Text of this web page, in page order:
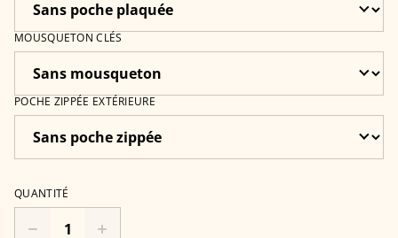
MOUSQUETON CLÉS
POCHE ZIPPÉE EXTÉRIEURE
QUANTITÉ